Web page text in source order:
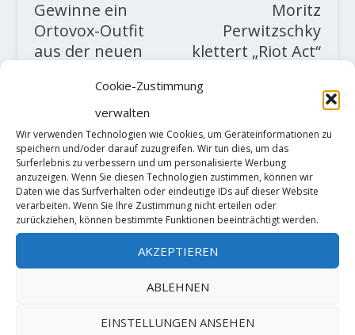
Cookie-Zustimmung
verwalten
Wir verwenden Technologien wie Cookies, um Geräteinformationen zu
speichern und/oder darauf zuzugreifen. Wir tun dies, um das
Surferlebnis zu verbessern und um personalisierte Werbung
anzuzeigen. Wenn Sie diesen Technologien zustimmen, können wir
Daten wie das Surfverhalten oder eindeutige IDs auf dieser Website
verarbeiten. Wenn Sie Ihre Zustimmung nicht erteilen oder
zurückziehen, können bestimmte Funktionen beeinträchtigt werden.
AKZEPTIEREN
ABLEHNEN
EINSTELLUNGEN ANSEHEN
Gewinne ein
Ortovox-Outfit
aus der neuen
n im Wert von
580 Euro
Moritz
Perwitzschky
klettert „Riot Act“
ZUSAMMENHÄNGENDE POSTS